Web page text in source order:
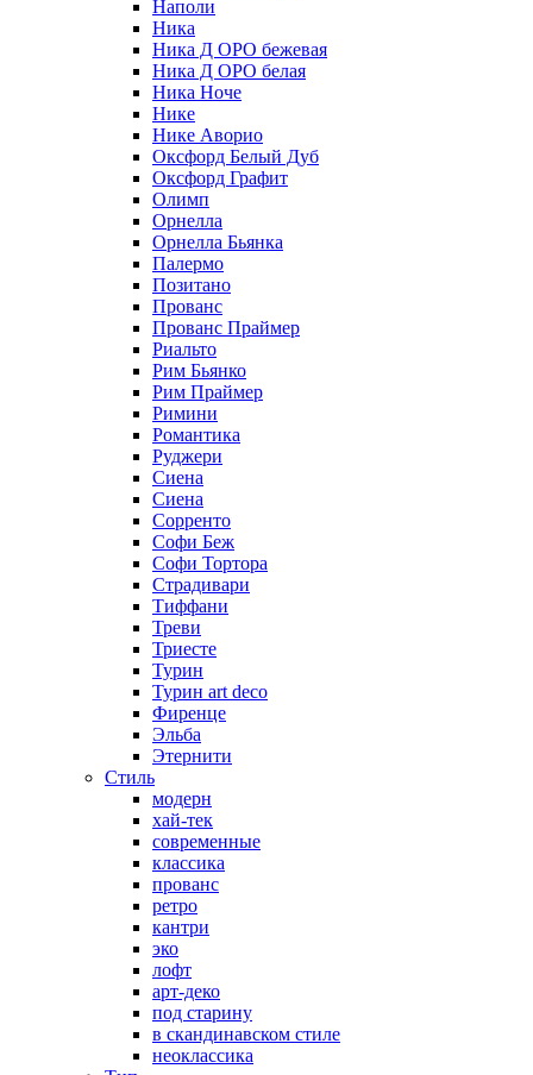
Наполи
Ника
Ника Д ОРО бежевая
Ника Д ОРО белая
Ника Ноче
Нике
Нике Аворио
Оксфорд Белый Дуб
Оксфорд Графит
Олимп
Орнелла
Орнелла Бьянка
Палермо
Позитано
Прованс
Прованс Праймер
Риальто
Рим Бьянко
Рим Праймер
Римини
Романтика
Руджери
Сиена
Сиена
Сорренто
Софи Беж
Софи Тортора
Страдивари
Тиффани
Треви
Триесте
Турин
Турин art deco
Фиренце
Эльба
Этернити
Стиль
модерн
хай-тек
современные
классика
прованс
ретро
кантри
эко
лофт
арт-деко
под старину
в скандинавском стиле
неоклассика